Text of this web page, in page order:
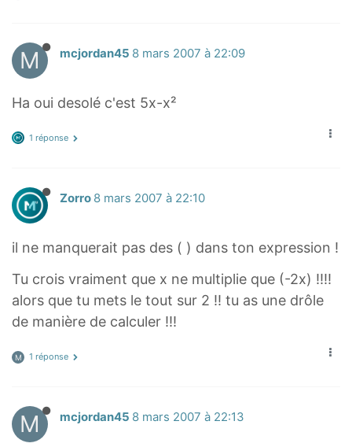
M mcjordan45 8 mars 2007 à 22:09
Ha oui desolé c'est 5x-x²
1 réponse
Zorro 8 mars 2007 à 22:10
il ne manquerait pas des ( ) dans ton expression !
Tu crois vraiment que x ne multiplie que (-2x) !!!!
alors que tu mets le tout sur 2 !! tu as une drôle
de manière de calculer !!!
M 1 réponse
M mcjordan45 8 mars 2007 à 22:13